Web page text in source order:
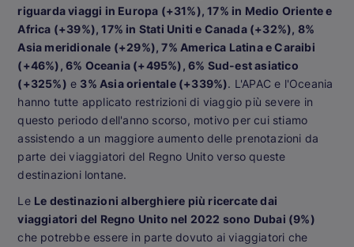
riguarda viaggi in Europa (+31%), 17% in Medio Oriente e
Africa (+39%), 17% in Stati Uniti e Canada (+32%), 8%
Asia meridionale (+29%), 7% America Latina e Caraibi
(+46%), 6% Oceania (+495%), 6% Sud-est asiatico
(+325%) e 3% Asia orientale (+339%). L'APAC e l'Oceania
hanno tutte applicato restrizioni di viaggio più severe in
questo periodo dell'anno scorso, motivo per cui stiamo
assistendo a un maggiore aumento delle prenotazioni da
parte dei viaggiatori del Regno Unito verso queste
destinazioni lontane.
Le Le destinazioni alberghiere più ricercate dai
viaggiatori del Regno Unito nel 2022 sono Dubai (9%)
che potrebbe essere in parte dovuto ai viaggiatori che